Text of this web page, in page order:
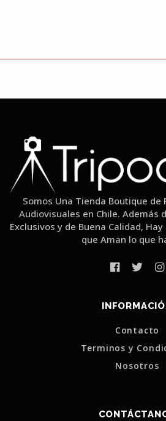
Somos Una Tienda Boutique de
Audiovisuales en Chile. Además
Exclusivos y de Buena Calidad,
que Aman lo que
Contacto
Terminos y
Nosotros